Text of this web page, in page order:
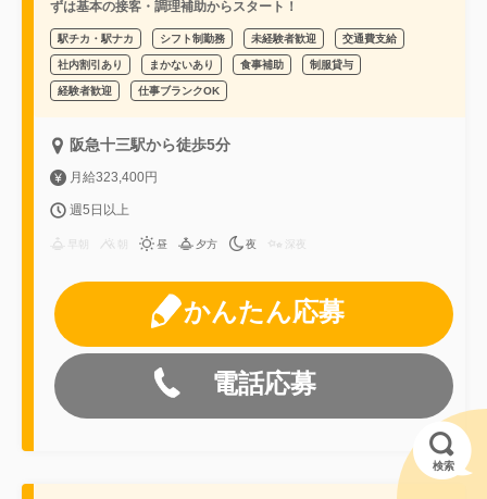
ずは基本の接客・調理補助からスタート！
駅チカ・駅ナカ シフト制勤務 未経験者歓迎 交通費支給
社内割引あり まかないあり 食事補助 制服貸与
経験者歓迎 仕事ブランクOK
阪急十三駅から徒歩5分
月給323,400円
週5日以上
昼 夕方 夜 深夜
かんたん応募
電話応募
検索